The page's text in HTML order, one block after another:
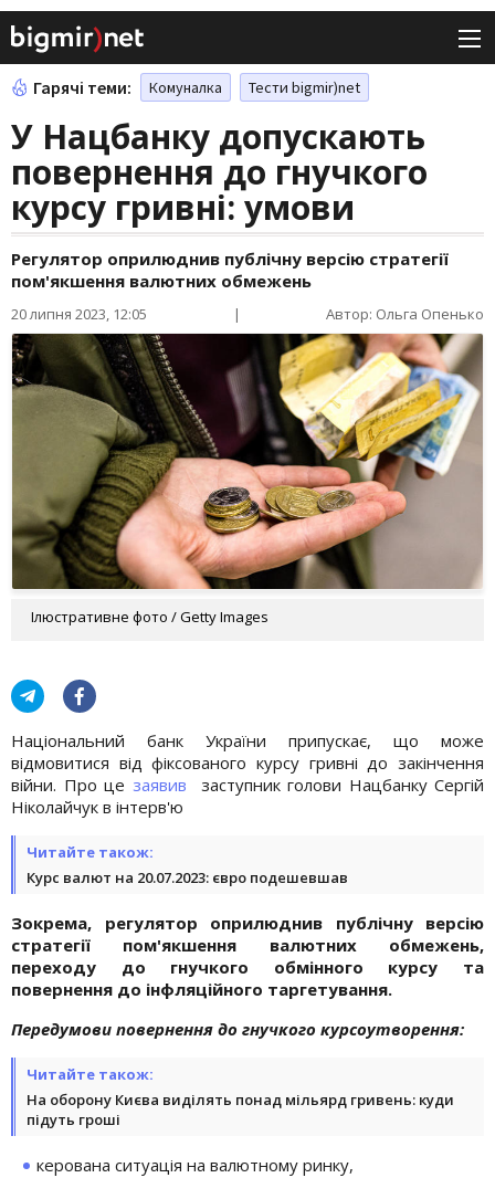
Гарячі теми: Комуналка Тести bigmir)net
У Нацбанку допускають
повернення до гнучкого
курсу гривні: умови
Регулятор оприлюднив публічну версію стратегії
пом'якшення валютних обмежень
20 липня 2023, 12:05 | Автор: Ольга Опенько
Ілюстративне фото / Getty Images
Національний банк України припускає, що може
відмовитися від фіксованого курсу гривні до закінчення
війни. Про це заявив заступник голови Нацбанку Сергій
Ніколайчук в інтерв'ю
Читайте також:
Курс валют на 20.07.2023: євро подешевшав
Зокрема, регулятор оприлюднив публічну версію
стратегії пом'якшення валютних обмежень,
переходу до гнучкого обмінного курсу та
повернення до інфляційного таргетування.
Передумови повернення до гнучкого курсоутворення:
Читайте також:
На оборону Києва виділять понад мільярд гривень: куди
підуть гроші
керована ситуація на валютному ринку,